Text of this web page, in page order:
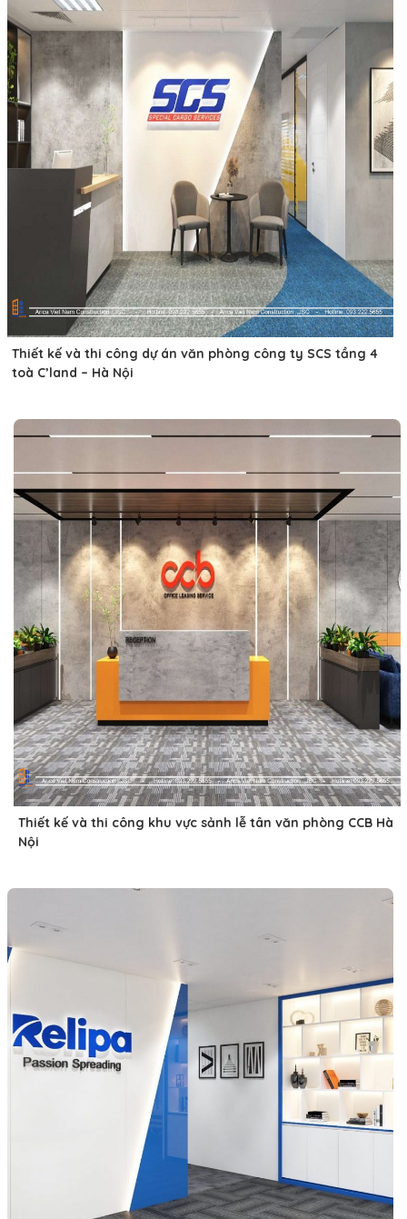
Thiết kế và thi công dự án văn phòng công ty SCS tầng 4
toà C’land – Hà Nội
Thiết kế và thi công khu vực sảnh lễ tân văn phòng CCB Hà
Nội